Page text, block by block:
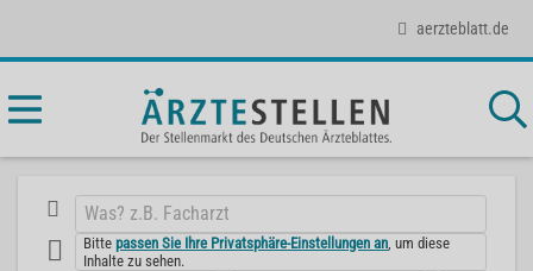
aerzteblatt.de
Bittepassen Sie Ihre Privatsphäre-Einstellungen an , um diese
Inhalte zu sehen.